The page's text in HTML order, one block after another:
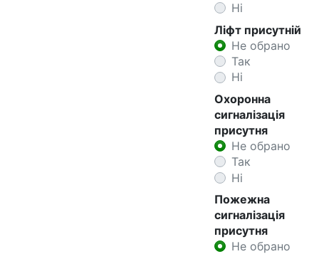
Ні
Ліфт присутній
Не обрано
Так
Ні
Охоронна
сигналізація
присутня
Не обрано
Так
Ні
Пожежна
сигналізація
присутня
Не обрано